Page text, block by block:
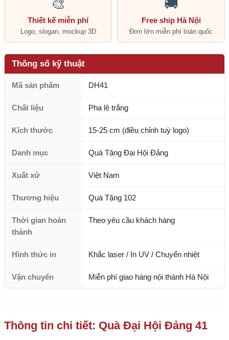
🎨
Thiết kế miễn phí
Logo, slogan, mockup 3D
🚚
Free ship Hà Nội
Đơn lớn miễn phí toàn quốc
Thông số kỹ thuật
Mã sản phẩm DH41
Chất liệu Pha lê trắng
Kích thước 15-25 cm (điều chỉnh tuỳ logo)
Danh mục Quà Tặng Đại Hội Đảng
Xuất xứ Việt Nam
Thương hiệu Quà Tặng 102
Thời gian hoàn
thành
Theo yêu cầu khách hàng
Hình thức in Khắc laser / In UV / Chuyển nhiệt
Vận chuyển Miễn phí giao hàng nội thành Hà Nội
Thông tin chi tiết: Quà Đại Hội Đảng 41